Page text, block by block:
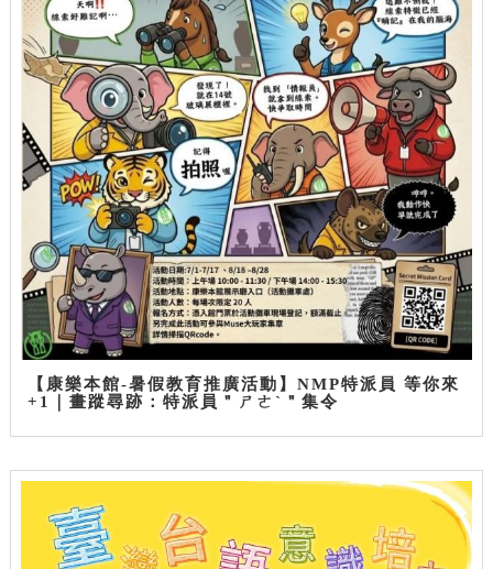
【康樂本館-暑假教育推廣活動】NMP特派員 等你來
+1｜畫蹤尋跡：特派員＂ㄕㄜˋ＂集令